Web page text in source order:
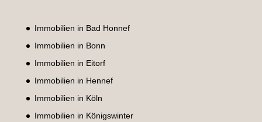
Immobilien in Bad Honnef
Immobilien in Bonn
Immobilien in Eitorf
Immobilien in Hennef
Immobilien in Köln
Immobilien in Königswinter